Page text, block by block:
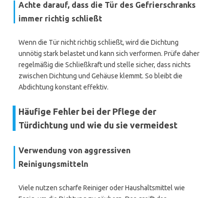
Achte darauf, dass die Tür des Gefrierschranks
immer richtig schließt
Wenn die Tür nicht richtig schließt, wird die Dichtung
unnötig stark belastet und kann sich verformen. Prüfe daher
regelmäßig die Schließkraft und stelle sicher, dass nichts
zwischen Dichtung und Gehäuse klemmt. So bleibt die
Abdichtung konstant effektiv.
Häufige Fehler bei der Pflege der
Türdichtung und wie du sie vermeidest
Verwendung von aggressiven
Reinigungsmitteln
Viele nutzen scharfe Reiniger oder Haushaltsmittel wie